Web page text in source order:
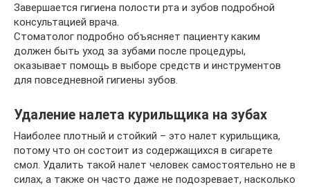
Завершается гигиена полости рта и зубов подробной
консультацией врача.
Стоматолог подробно объясняет пациенту каким
должен быть уход за зубами после процедуры,
оказывает помощь в выборе средств и инструментов
для повседневной гигиены зубов.
Удаление налета курильщика на зубах
Наиболее плотный и стойкий – это налет курильщика,
потому что он состоит из содержащихся в сигарете
смол. Удалить такой налет человек самостоятельно не в
силах, а также он часто даже не подозревает, насколько